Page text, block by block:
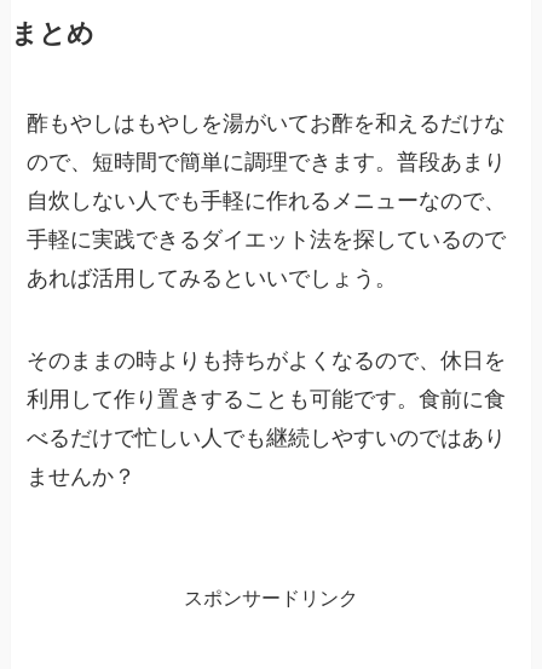
まとめ
酢もやしはもやしを湯がいてお酢を和えるだけな
ので、短時間で簡単に調理できます。普段あまり
自炊しない人でも手軽に作れるメニューなので、
手軽に実践できるダイエット法を探しているので
あれば活用してみるといいでしょう。
そのままの時よりも持ちがよくなるので、休日を
利用して作り置きすることも可能です。食前に食
べるだけで忙しい人でも継続しやすいのではあり
ませんか？
スポンサードリンク